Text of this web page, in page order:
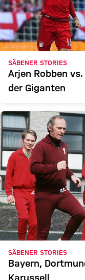
SÄBENER STORIES
Arjen Robben
der Giganten
SÄBENER STORIES
Bayern,
Karussell